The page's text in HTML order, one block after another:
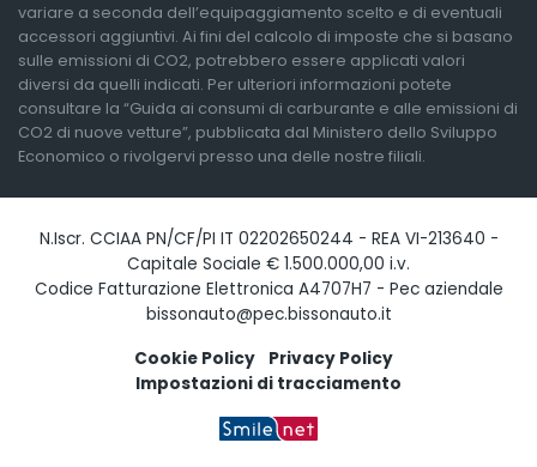
variare a seconda dell’equipaggiamento scelto e di eventuali
accessori aggiuntivi. Ai fini del calcolo di imposte che si basano
sulle emissioni di CO2, potrebbero essere applicati valori
diversi da quelli indicati. Per ulteriori informazioni potete
consultare la “Guida ai consumi di carburante e alle emissioni di
CO2 di nuove vetture”, pubblicata dal Ministero dello Sviluppo
Economico o rivolgervi presso una delle nostre filiali.
N.Iscr. CCIAA PN/CF/PI IT 02202650244 - REA VI-213640 -
Capitale Sociale € 1.500.000,00 i.v.
Codice Fatturazione Elettronica A4707H7 - Pec aziendale
bissonauto@pec.bissonauto.it
Cookie Policy
Privacy Policy
Impostazioni di tracciamento